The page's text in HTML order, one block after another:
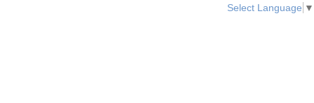
Select Language ▼